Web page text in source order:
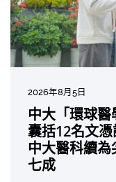
2026年8月5日
中大「環球
囊括12名文
中大醫科續
七成
2026年7月27日
中大成立嶄新
動健康經濟
探索更多
2026年7月10日
中大研發「
腫 假陽性轉
候診症時間
2026年7月10日
中大黃秀娟
「光華工程
域唯一香港學
2026年7月7日
中大新設「
許公開試狀
世界 裝備21
2026年6月29日
中大全新一
傳統檢測中
工受孕流產
2026年6月22日
中大發現青
可恢復七成
法
2026年6月17日
中大成功拆
一種免疫細
細胞耐藥性
2026年6月10日
中大與多名
究 逾半晚期
因特定基因
「慢性病」 患
2026年6月5日
中大教授陳
獎」 成為本
研最高榮譽
2026年6月2日
中大匯聚逾
保險如何推
探索更多
2026年5月19日
中大張源津
際泌尿科權
獎
2026年5月14日
中大取得「
破 初步證實
復情況